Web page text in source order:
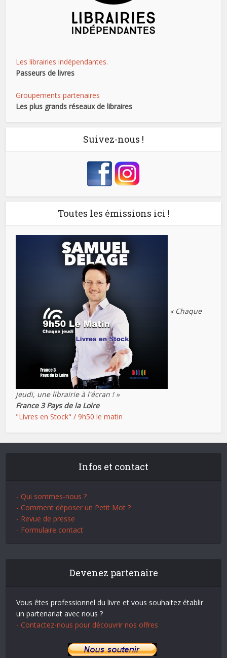
Les librairies indépendantes.
Passeurs de livres
Groupements partenaires
Les plus grands réseaux de libraires
Suivez-nous !
Toutes les émissions ici !
« Chaque
jeudi, une librairie à l'écran ! »
France 3 Pays de la Loire
"Livres en Stock" / 9h50 le matin
Infos et contact
- Qui sommes-nous ?
- Comment déposer un Petit Mot ?
- Revue de presse
- Formulaire contact
Devenez partenaire
Vous êtes professionnel du livre et vous souhaitez établir
un partenariat avec nous ?
- Contactez-nous pour découvrir nos offres